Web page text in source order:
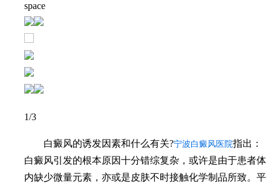
space
2/3
白癜风的诱发因素和什么有关?宁波白癜风医院指出：
白癜风引发的根本原因十分错综复杂，或许是由于患者体
内缺少微量元素，亦或是皮肤不时接触化学制品所致。平